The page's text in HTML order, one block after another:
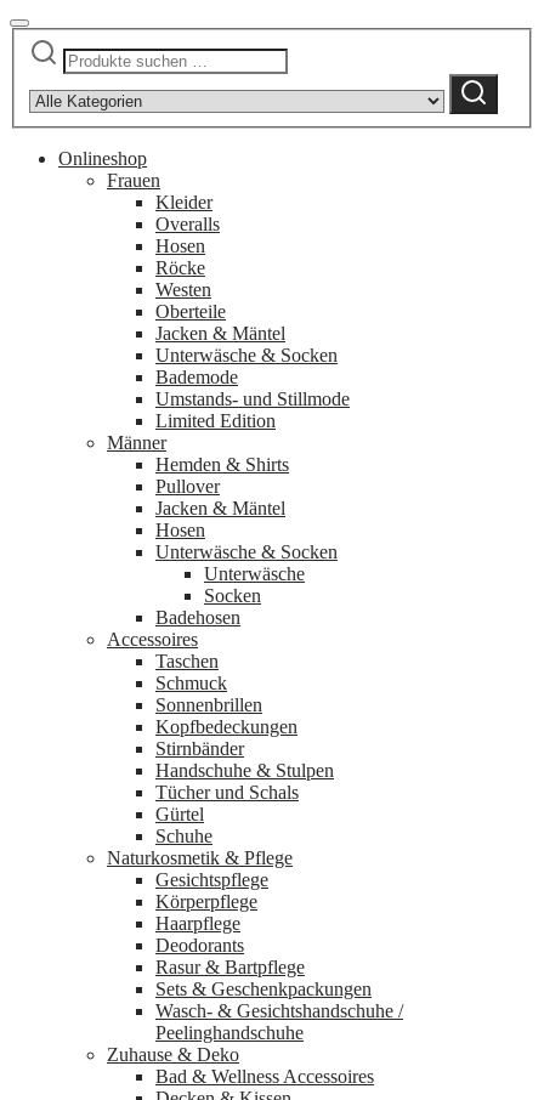
Suchen
nach:
category:
Suchen
Onlineshop
Frauen
Kleider
Overalls
Hosen
Röcke
Westen
Oberteile
Jacken & Mäntel
Unterwäsche & Socken
Bademode
Umstands- und Stillmode
Limited Edition
Männer
Hemden & Shirts
Pullover
Jacken & Mäntel
Hosen
Unterwäsche & Socken
Unterwäsche
Socken
Badehosen
Accessoires
Taschen
Schmuck
Sonnenbrillen
Kopfbedeckungen
Stirnbänder
Handschuhe & Stulpen
Tücher und Schals
Gürtel
Schuhe
Naturkosmetik & Pflege
Gesichtspflege
Körperpflege
Haarpflege
Deodorants
Rasur & Bartpflege
Sets & Geschenkpackungen
Wasch‑ & Gesichtshandschuhe /
Peelinghandschuhe
Zuhause & Deko
Bad & Wellness Accessoires